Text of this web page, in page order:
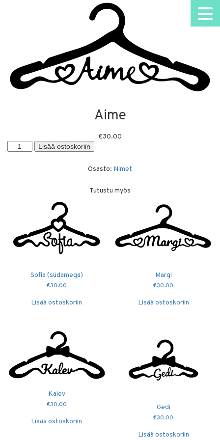
Aime
€30.00
Aime
määrä
Lisää ostoskoriin
Osasto: Nimet
Tutustu myös
Sofia (südamega)
€30.00
Lisää ostoskoriin
Margi
€30.00
Lisää ostoskoriin
Kalev
€30.00
Lisää ostoskoriin
Gedi
€30.00
Lisää ostoskoriin